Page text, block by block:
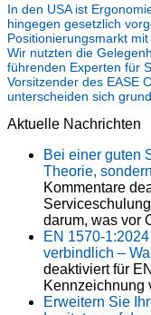
In den USA ist
hingegen gesetzlich
Positionierungsmarkt
Wir nutzten die
führenden Experten für
Vorsitzender des EASE
unterscheiden sich
Aktuelle Nachrichten
Bei einer guten
Theorie,
Kommentare
darum, was vor
EN 1570-
verbindlich –
deaktiviertfür
Kennzeichnung
Erweitern Sie